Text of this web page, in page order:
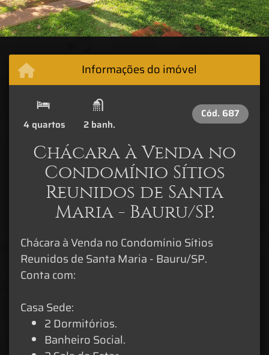
Informações do imóvel
4 quartos 2 banh.
Cód. 687
Chácara à Venda no
Condomínio Sítios
Reunidos de Santa
Maria - Bauru/SP.
Chácara à Venda no Condomínio Sítios
Reunidos de Santa Maria - Bauru/SP.
Conta com:
Casa Sede:
2 Dormitórios.
Banheiro Social.